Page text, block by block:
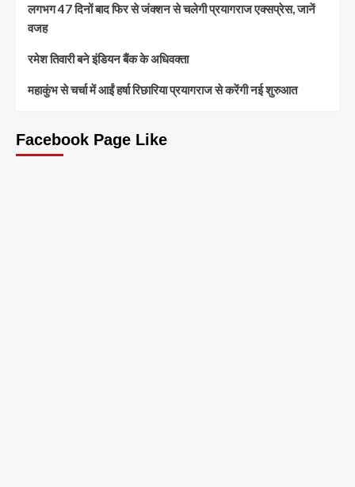
लगभग 47 दिनों बाद फिर से जंक्शन से चलेगी प्रयागराज एक्सप्रेस, जानें
वजह
रमेश तिवारी बने इंडियन बैंक के अधिवक्ता
महाकुंभ से चर्चा में आईं हर्षा रिछारिया प्रयागराज से करेंगी नई शुरुआत
Facebook Page Like